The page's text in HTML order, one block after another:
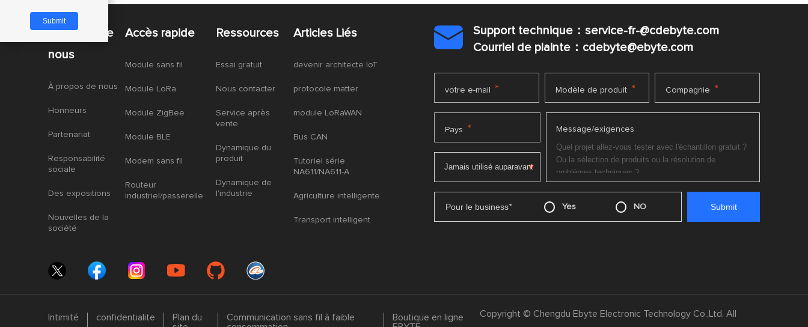
À propos de
nous
À propos de nous
Honneurs
Partenariat
Responsabilité
sociale
Des expositions
Nouvelles de la
société
Accès rapide
Module sans fil
Module LoRa
Module ZigBee
Module BLE
Modem sans fil
Routeur
industriel/passerelle
Ressources
Essai gratuit
Nous contacter
Service après
vente
Dynamique du
produit
Dynamique de
l'industrie
Articles Liés
devenir architecte IoT
protocole matter
module LoRaWAN
Bus CAN
Tutoriel série
NA611/NA611-A
Agriculture intelligente
Transport intelligent

Support technique：service-fr-@cdebyte.com
Courriel de plainte：cdebyte@ebyte.com
votre e-mail * Modèle de produit * Compagnie *
Pays * Message/exigences
Pour le business* Yes NO
Intimité confidentialite
Plan du
Communication sans fil à faible
Boutique en ligne
Copyright © Chengdu Ebyte Electronic Technology Co.,Ltd. All